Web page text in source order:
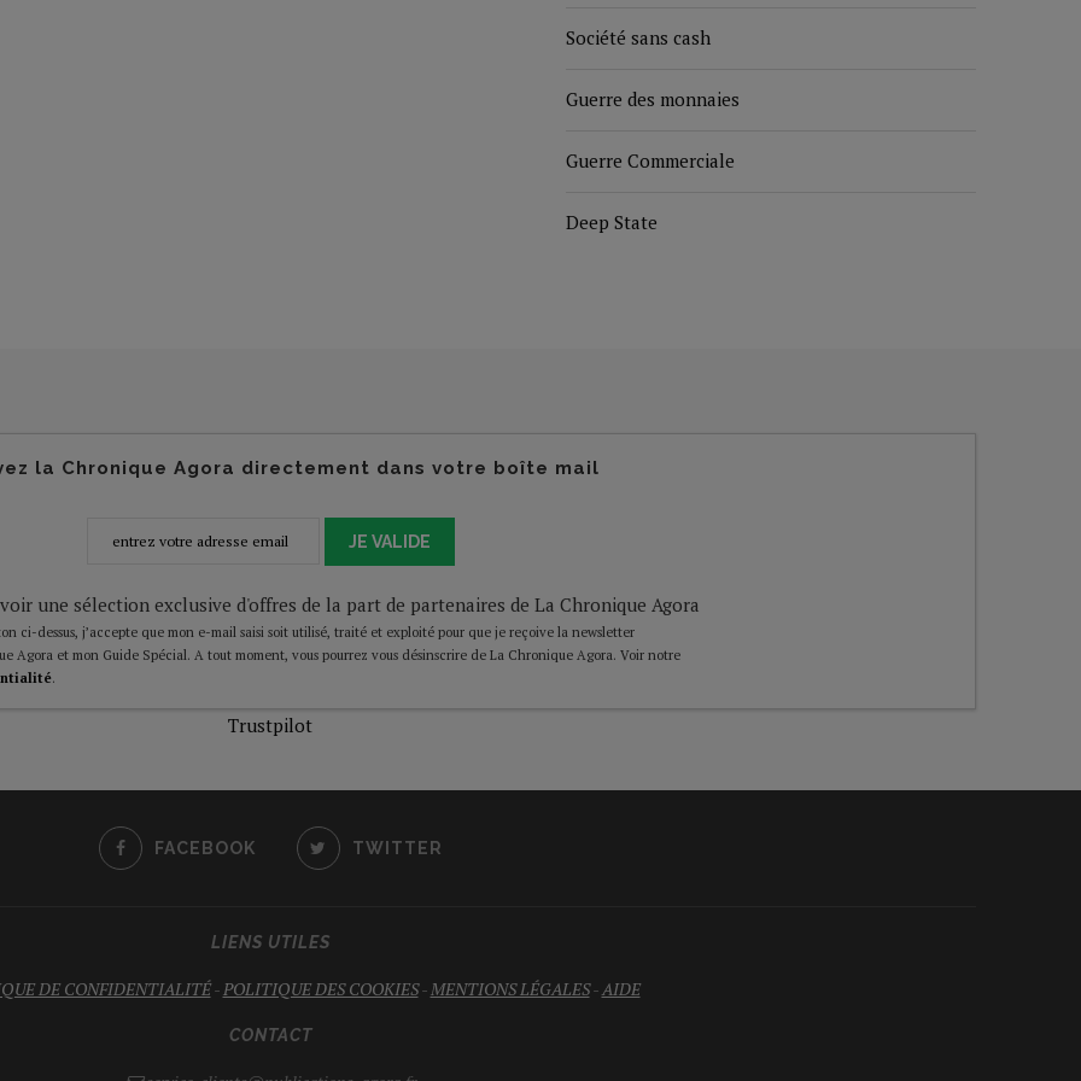
Société sans cash
Guerre des monnaies
Guerre Commerciale
Deep State
la Chronique Agora directement dans votre boîte mail
JE VALIDE
une sélection exclusive d'offres de la part de partenaires de La Chronique Agora
ci-dessus, j’accepte que mon e-mail saisi soit utilisé, traité et exploité pour que je reçoive la newsletter
Agora et mon Guide Spécial. A tout moment, vous pourrez vous désinscrire de La Chronique Agora. Voir notre
.
Trustpilot
FACEBOOK TWITTER
LIENS UTILES
DE CONFIDENTIALITÉ-POLITIQUE DES COOKIES-MENTIONS LÉGALES-AIDE
CONTACT